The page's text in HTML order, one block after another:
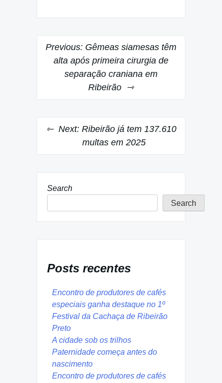
Post
navigation
Previous: Gêmeas siamesas têm
alta após primeira cirurgia de
separação craniana em
Ribeirão
Next: Ribeirão já tem 137.610
multas em 2025
Search
Search
Posts recentes
Encontro de produtores de cafés
especiais ganha destaque no 1º
Festival da Cachaça de Ribeirão
Preto
A cidade sob os trilhos
Paternidade começa antes do
nascimento
Encontro de produtores de cafés